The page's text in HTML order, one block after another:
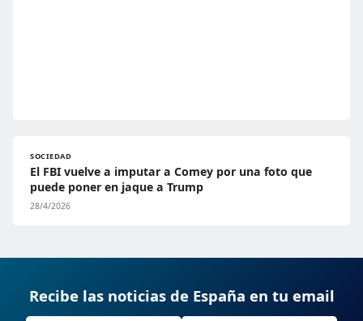
SOCIEDAD
El FBI vuelve a imputar a Comey por una foto que
puede poner en jaque a Trump
28/4/2026
Recibe las noticias de España en tu email